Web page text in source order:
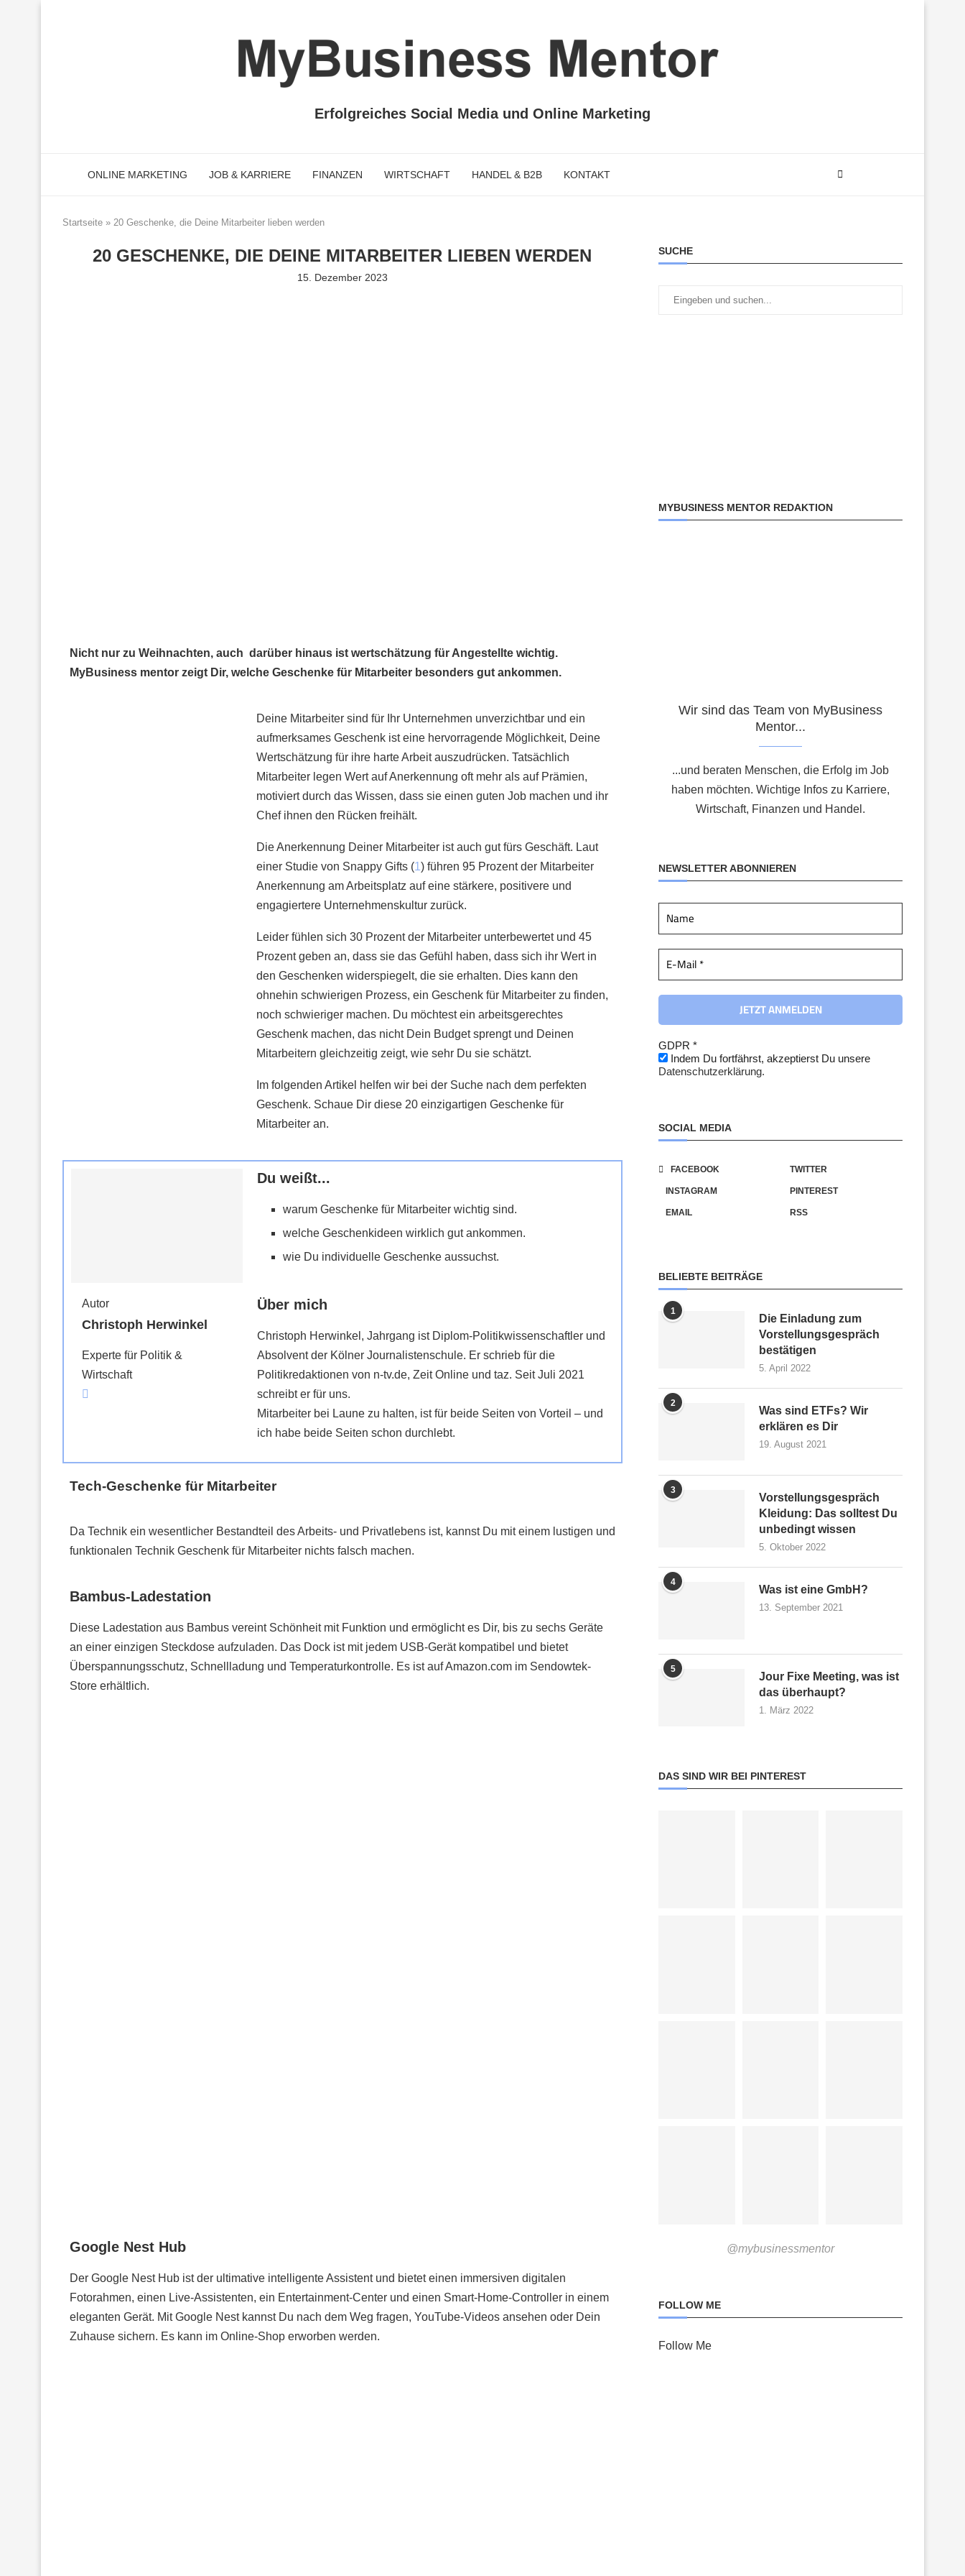
Erfolgreiches Social Media und Online Marketing
ONLINE MARKETING JOB & KARRIERE FINANZEN WIRTSCHAFT HANDEL & B2B KONTAKT
Startseite » 20 Geschenke, die Deine Mitarbeiter lieben werden
20 GESCHENKE, DIE DEINE MITARBEITER LIEBEN WERDEN
15. Dezember 2023
Nicht nur zu Weihnachten, auch darüber hinaus ist wertschätzung für Angestellte wichtig.
MyBusiness mentor zeigt Dir, welche Geschenke für Mitarbeiter besonders gut ankommen.
Deine Mitarbeiter sind für Ihr Unternehmen unverzichtbar und ein
aufmerksames Geschenk ist eine hervorragende Möglichkeit, Deine
Wertschätzung für ihre harte Arbeit auszudrücken. Tatsächlich
Mitarbeiter legen Wert auf Anerkennung oft mehr als auf Prämien,
motiviert durch das Wissen, dass sie einen guten Job machen und ihr
Chef ihnen den Rücken freihält.
Die Anerkennung Deiner Mitarbeiter ist auch gut fürs Geschäft. Laut
einer Studie von Snappy Gifts (1 ) führen 95 Prozent der Mitarbeiter
Anerkennung am Arbeitsplatz auf eine stärkere, positivere und
engagiertere Unternehmenskultur zurück.
Leider fühlen sich 30 Prozent der Mitarbeiter unterbewertet und 45
Prozent geben an, dass sie das Gefühl haben, dass sich ihr Wert in
den Geschenken widerspiegelt, die sie erhalten. Dies kann den
ohnehin schwierigen Prozess, ein Geschenk für Mitarbeiter zu finden,
noch schwieriger machen. Du möchtest ein arbeitsgerechtes
Geschenk machen, das nicht Dein Budget sprengt und Deinen
Mitarbeitern gleichzeitig zeigt, wie sehr Du sie schätzt.
Im folgenden Artikel helfen wir bei der Suche nach dem perfekten
Geschenk. Schaue Dir diese 20 einzigartigen Geschenke für
Mitarbeiter an.
Autor
Christoph Herwinkel
Experte für Politik &
Wirtschaft
Du weißt...
warum Geschenke für Mitarbeiter wichtig sind.
welche Geschenkideen wirklich gut ankommen.
wie Du individuelle Geschenke aussuchst.
Über mich
Christoph Herwinkel, Jahrgang ist Diplom-Politikwissenschaftler und
Absolvent der Kölner Journalistenschule. Er schrieb für die
Politikredaktionen von n-tv.de, Zeit Online und taz. Seit Juli 2021
schreibt er für uns.
Mitarbeiter bei Laune zu halten, ist für beide Seiten von Vorteil – und
ich habe beide Seiten schon durchlebt.
Tech-Geschenke für Mitarbeiter
Da Technik ein wesentlicher Bestandteil des Arbeits- und Privatlebens ist, kannst Du mit einem lustigen und
funktionalen Technik Geschenk für Mitarbeiter nichts falsch machen.
Bambus-Ladestation
Diese Ladestation aus Bambus vereint Schönheit mit Funktion und ermöglicht es Dir, bis zu sechs Geräte
an einer einzigen Steckdose aufzuladen. Das Dock ist mit jedem USB-Gerät kompatibel und bietet
Überspannungsschutz, Schnellladung und Temperaturkontrolle. Es ist auf Amazon.com im Sendowtek-
Store erhältlich.
Google Nest Hub
Der Google Nest Hub ist der ultimative intelligente Assistent und bietet einen immersiven digitalen
Fotorahmen, einen Live-Assistenten, ein Entertainment-Center und einen Smart-Home-Controller in einem
eleganten Gerät. Mit Google Nest kannst Du nach dem Weg fragen, YouTube-Videos ansehen oder Dein
Zuhause sichern. Es kann im Online-Shop erworben werden.
SUCHE
MYBUSINESS MENTOR REDAKTION
Wir sind das Team von MyBusiness
Mentor...
...und beraten Menschen, die Erfolg im Job
haben möchten. Wichtige Infos zu Karriere,
Wirtschaft, Finanzen und Handel.
NEWSLETTER ABONNIEREN
GDPR *
Indem Du fortfährst, akzeptierst Du unsere
Datenschutzerklärung.
SOCIAL MEDIA
FACEBOOK TWITTER
INSTAGRAM PINTEREST
EMAIL RSS
BELIEBTE BEITRÄGE
1
Die Einladung zum
Vorstellungsgespräch
bestätigen
5. April 2022
2
Was sind ETFs? Wir
erklären es Dir
19. August 2021
3
Vorstellungsgespräch
Kleidung: Das solltest Du
unbedingt wissen
5. Oktober 2022
4
Was ist eine GmbH?
13. September 2021
5
Jour Fixe Meeting, was ist
das überhaupt?
1. März 2022
DAS SIND WIR BEI PINTEREST
@mybusinessmentor
FOLLOW ME
Follow Me